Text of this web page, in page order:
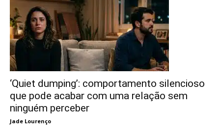
‘Quiet dumping’: comportamento silencioso
que pode acabar com uma relação sem
ninguém perceber
Jade Lourenço